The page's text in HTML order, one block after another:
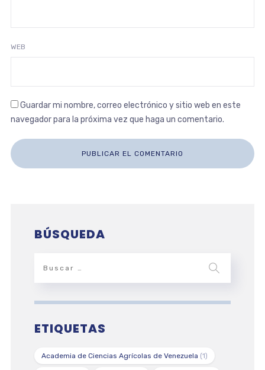
WEB
Guardar mi nombre, correo electrónico y sitio web en este
navegador para la próxima vez que haga un comentario.
BÚSQUEDA
ETIQUETAS
Academia de Ciencias Agrícolas de Venezuela (1)